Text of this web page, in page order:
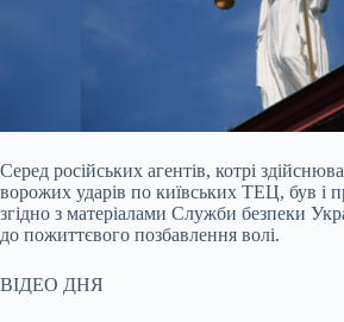
Серед російських агентів, котрі
ворожих ударів по київських ТЕЦ, був і
згідно з матеріалами Служби безпеки
до пожиттєвого позбавлення волі.
ВІДЕО ДНЯ